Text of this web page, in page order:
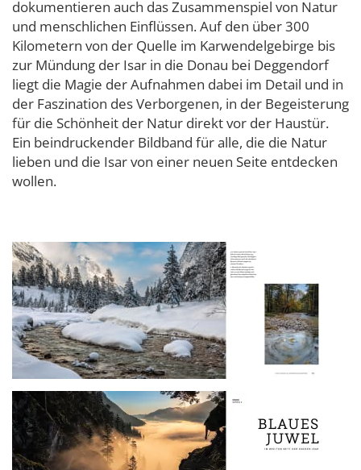
dokumentieren auch das Zusammenspiel von Natur
und menschlichen Einflüssen. Auf den über 300
Kilometern von der Quelle im Karwendelgebirge bis
zur Mündung der Isar in die Donau bei Deggendorf
liegt die Magie der Aufnahmen dabei im Detail und in
der Faszination des Verborgenen, in der Begeisterung
für die Schönheit der Natur direkt vor der Haustür.
Ein beindruckender Bildband für alle, die die Natur
lieben und die Isar von einer neuen Seite entdecken
wollen.